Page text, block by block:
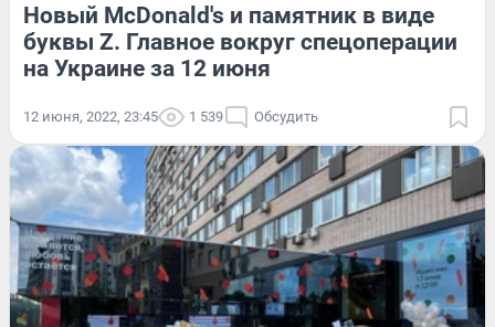
Новый McDonald's и памятник в виде
буквы Z. Главное вокруг спецоперации
на Украине за 12 июня
12 июня, 2022, 23:45 1 539 Обсудить